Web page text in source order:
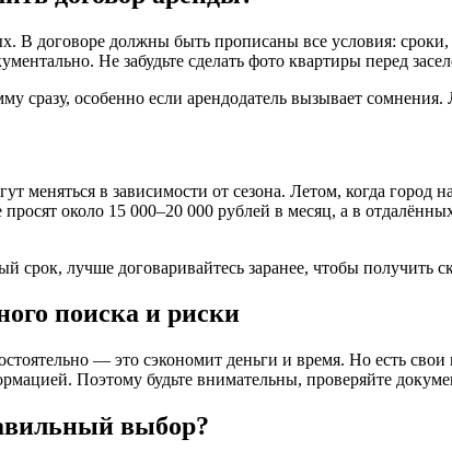
договоре должны быть прописаны все условия:
Не забудьте сделать фото квартиры перед
сразу, особенно если арендодатель вызывает
меняться в зависимости от сезона. Летом, когда город
около 15 000–20 000 рублей в месяц, а в
срок, лучше договаривайтесь заранее, чтобы получить
поиска и риски
— это сэкономит деньги и время. Но есть
Поэтому будьте внимательны, проверяйте
выбор?